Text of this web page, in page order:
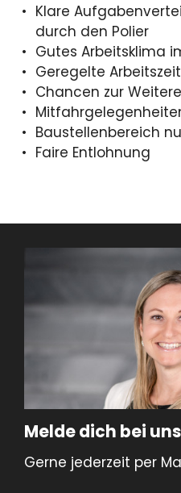
Klare
durch den Polier
Gutes Arbeitsklima
Geregelte
Chancen zur
Baustellenbereich
Faire Entlohnung
Melde dich bei
Gerne jederzeit per